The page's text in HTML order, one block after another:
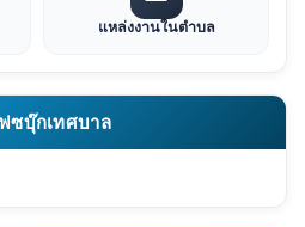
แหล่งงานในตำบล
ฟซบุ๊กเทศบาล